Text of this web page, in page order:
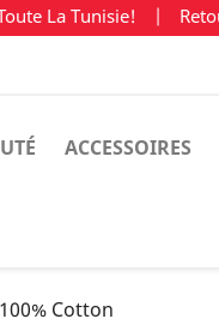
La Tunisie! |
ACCESSOIRES
Cotton